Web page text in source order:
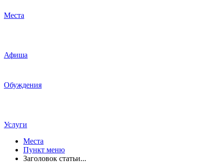
Места
Афиша
Обуждения
Услуги
Места
Пункт меню
Заголовок статьи...